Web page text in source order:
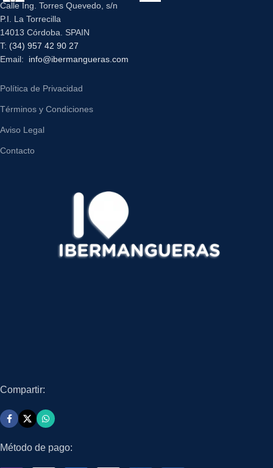
Calle Ing. Torres Quevedo, s/n
P.I. La Torrecilla
14013 Córdoba. SPAIN
T: (34) 957 42 90 27
Email: info@ibermangueras.com
Política de Privacidad
Términos y Condiciones
Aviso Legal
Contacto
Compartir:
Método de pago: